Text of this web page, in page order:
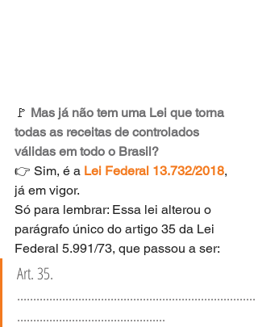
🚩 Mas já não tem uma Lei que torna
todas as receitas de controlados
válidas em todo o Brasil?
👉 Sim, é a Lei Federal 13.732/2018,
já em vigor.
Só para lembrar: Essa lei alterou o
parágrafo único do artigo 35 da Lei
Federal 5.991/73, que passou a ser:
Art. 35.
..........................................................................
..............................................